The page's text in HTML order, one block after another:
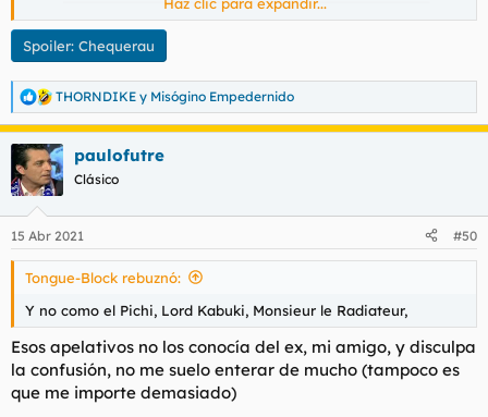
Haz clic para expandir...
Spoiler: Chequerau
R
e
a
c
c
i
e
s
THORNDIKE y Misógino Empedernido
paulofutre
Clásico
15 Abr 2021 #50
Tongue-Block rebuznó:
Y no como el Pichi, Lord Kabuki, Monsieur le Radiateur,
Esos apelativos no los conocía del ex, mi amigo, y disculpa
la confusión, no me suelo enterar de mucho (tampoco es
que me importe demasiado)